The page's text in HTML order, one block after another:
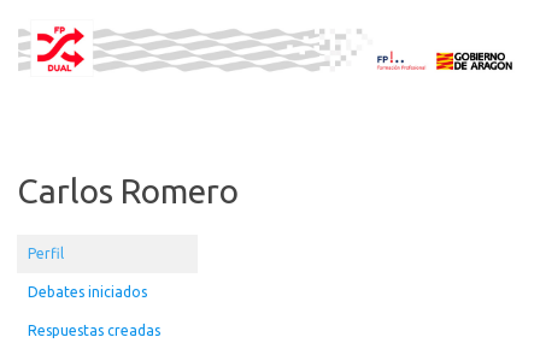
contenido
Carlos Romero
Perfil
Debates iniciados
Respuestas creadas